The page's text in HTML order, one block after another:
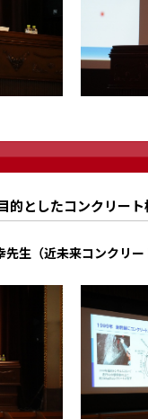
的としたコンクリート
生（近未来コンクリー